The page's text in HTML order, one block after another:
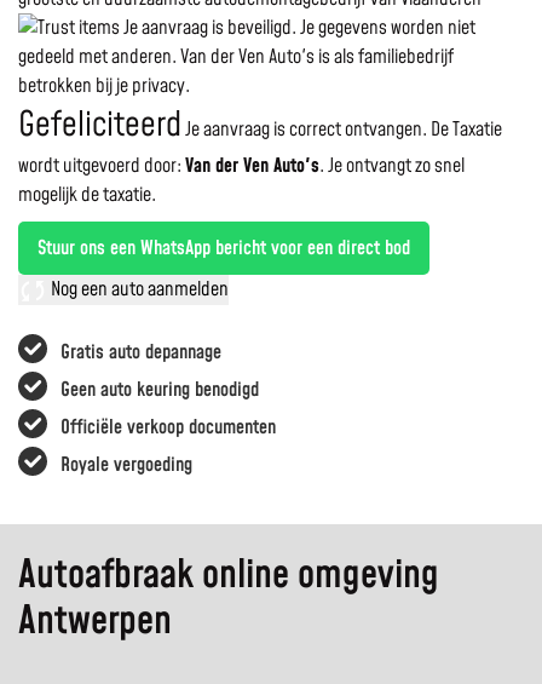
Gratis auto depannage
Geen auto keuring benodigd
Officiële verkoop documenten
Royale vergoeding
Je aanvraag is beveiligd. Je gegevens worden niet
gedeeld met anderen. Van der Ven Auto's is als familiebedrijf
betrokken bij je privacy.
GefeliciteerdJe aanvraag is correct ontvangen. De Taxatie
wordt uitgevoerd door:Van der Ven Auto's.Je ontvangt zo snel
mogelijk de taxatie.
Stuur ons een WhatsApp bericht voor een direct bod
Nog een auto aanmelden
Autoafbraak online omgeving
Antwerpen